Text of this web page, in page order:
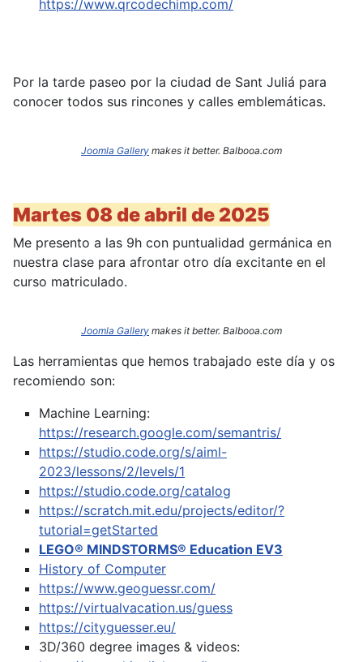
https://www.qrcodechimp.com/
Por la tarde paseo por la ciudad de Sant Juliá para
conocer todos sus rincones y calles emblemáticas.
Joomla Gallery makes it better. Balbooa.com
Martes 08 de abril de 2025
Me presento a las 9h con puntualidad germánica en
nuestra clase para afrontar otro día excitante en el
curso matriculado.
Joomla Gallery makes it better. Balbooa.com
Las herramientas que hemos trabajado este día y os
recomiendo son:
Machine Learning:
https://research.google.com/semantris/
https://studio.code.org/s/aiml-
2023/lessons/2/levels/1
https://studio.code.org/catalog
https://scratch.mit.edu/projects/editor/?
tutorial=getStarted
LEGO® MINDSTORMS® Education EV3
History of Computer
https://www.geoguessr.com/
https://virtualvacation.us/guess
https://cityguesser.eu/
3D/360 degree images & videos: